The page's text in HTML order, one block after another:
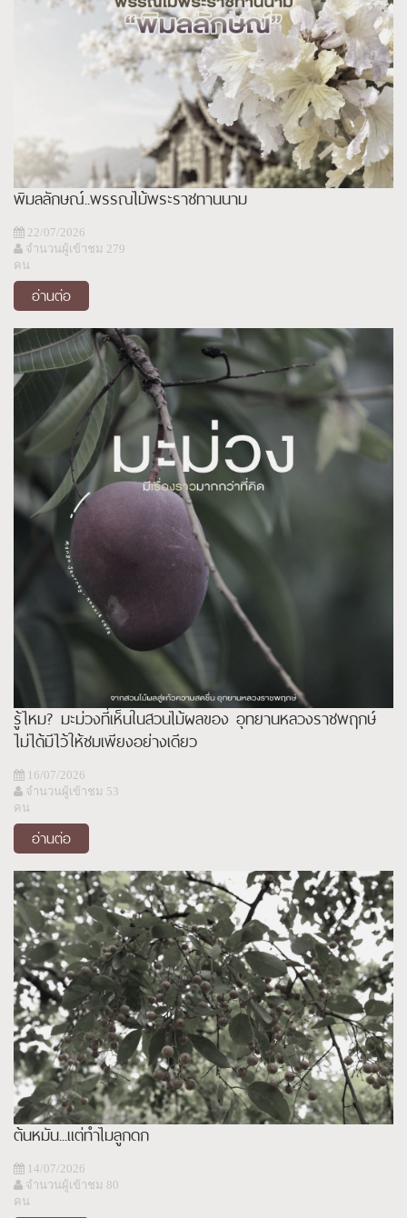
พิมลลักษณ์..พรรณไม้พระราชทานนาม
22/07/2026
จำนวนผู้เข้าชม 279
คน
อ่านต่อ
รู้ไหม? มะม่วงที่เห็นในสวนไม้ผลของ อุทยานหลวงราชพฤกษ์
ไม่ได้มีไว้ให้ชมเพียงอย่างเดียว
16/07/2026
จำนวนผู้เข้าชม 53
คน
อ่านต่อ
ต้นหมัน...แต่ทำไมลูกดก
14/07/2026
จำนวนผู้เข้าชม 80
คน